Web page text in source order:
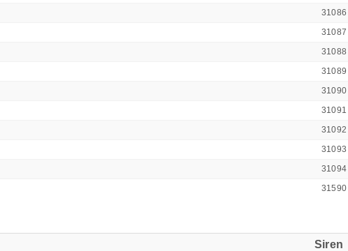
31086
31087
31088
31089
31090
31091
31092
31093
31094
31590
Siren